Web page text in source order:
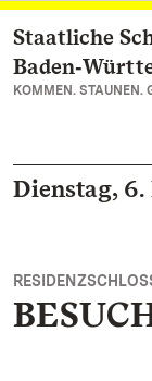
Zum
Staatliche
KOMMEN. STAUNEN.
Dienstag, 6.